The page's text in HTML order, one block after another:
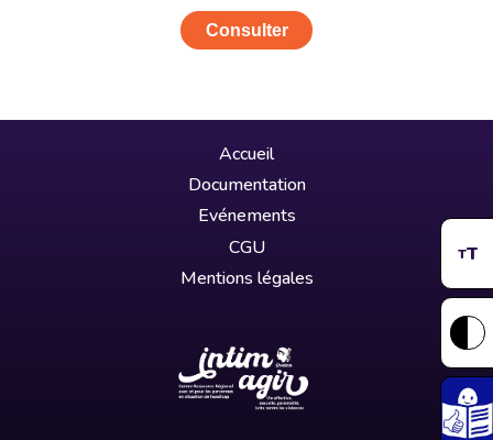
TT
Consulter
Accueil
Documentation
Evénements
CGU
Mentions légales